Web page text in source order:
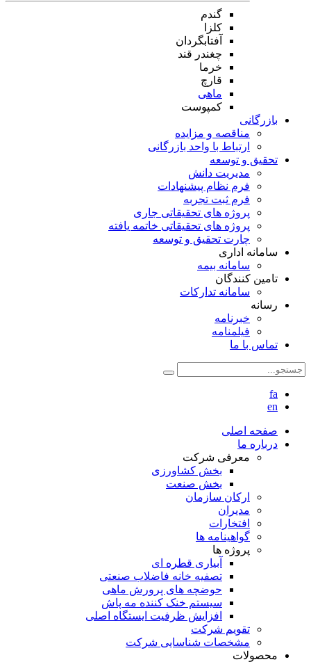
گندم
کلزا
آفتابگردان
چغندر قند
خرما
قارچ
ماهی
کمپوست
بازرگانی
مناقصه و مزایده
ارتباط با واحد بازرگانی
تحقیق و توسعه
مدیریت دانش
فرم نظام پیشنهادات
فرم ثبت تجربه
پروژه های تحقیقاتی جاری
پروژه های تحقیقاتی خاتمه یافته
چارت تحقیق و توسعه
سامانه اداری
سامانه بیمه
تامین کنندگان
سامانه تدارکات
رسانه
خبرنامه
فیلمنامه
تماس با ما
fa
en
صفحه اصلی
درباره ما
معرفی شرکت
بخش کشاورزی
بخش صنعت
ارکان سازمان
مدیران
افتخارات
گواهینامه ها
پروژه ها
آبیاری قطره ای
تصفیه خانه فاضلاب صنعتی
حوضچه های پرورش ماهی
سیستم خنک کننده مه پاش
افزایش ظرفیت ایستگاه اصلی
تقویم شرکت
مشخصات شناسایی شرکت
محصولات